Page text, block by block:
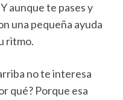
Y aunque te pases y
una pequeña ayuda
ritmo.
no te interesa
qué? Porque esa